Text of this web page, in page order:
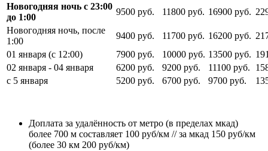
Новогодняя ночь с 23:00
до 1:00
9500 руб. 11800 руб. 16900 руб.
Новогодняя ночь, после
1:00
9400 руб. 11700 руб. 16200 руб.
01 января (с 12:00)
7900 руб. 10000 руб. 13500 руб.
02 января - 04 января
6200 руб. 9200 руб. 11100 руб.
с 5 января
5200 руб. 6700 руб. 9700 руб.
Доплата за удалённость от метро (в пределах мкад)
более 700 м составляет 100 руб/км // за мкад 150 руб/км
(более 30 км 200 руб/км)